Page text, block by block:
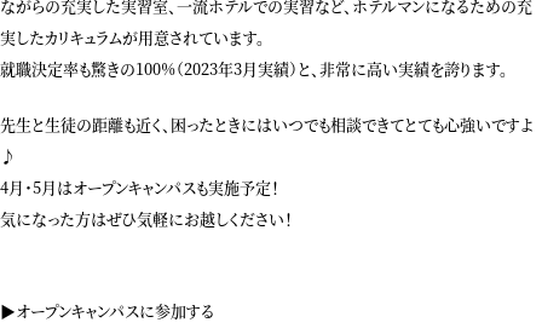
ながらの充実した実習室、一流ホテルでの実習など、ホテルマンになるための充
実したカリキュラムが用意されています。
就職決定率も驚きの100%（2023年3月実績）と、非常に高い実績を誇ります。
先生と生徒の距離も近く、困ったときにはいつでも相談できてとても心強いですよ
♪
4月・5月はオープンキャンパスも実施予定！
気になった方はぜひ気軽にお越しください！
▶︎オープンキャンパスに参加する